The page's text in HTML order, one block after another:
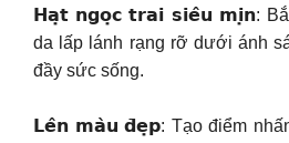
𝗛𝗮̣𝘁 𝗻𝗴𝗼̣𝗰 𝘁𝗿𝗮𝗶 𝘀𝗶𝗲̂𝘂 𝗺𝗶̣𝗻:
da lấp lánh rạng rỡ dưới ánh
đầy sức sống.
𝗟𝗲̂𝗻 𝗺𝗮̀𝘂 𝗱̄𝗲̣𝗽: Tạo điểm